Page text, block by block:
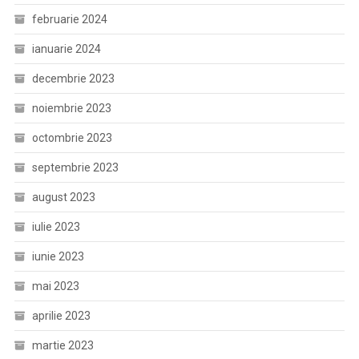
februarie 2024
ianuarie 2024
decembrie 2023
noiembrie 2023
octombrie 2023
septembrie 2023
august 2023
iulie 2023
iunie 2023
mai 2023
aprilie 2023
martie 2023